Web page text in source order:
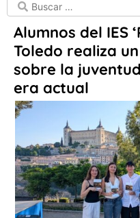
Alumnos del IES
Toledo realiza
sobre la
era actual